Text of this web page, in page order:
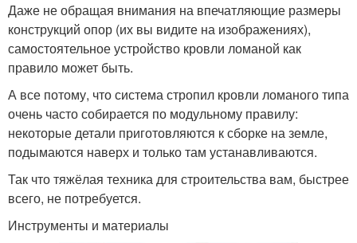
Даже не обращая внимания на впечатляющие размеры
конструкций опор (их вы видите на изображениях),
самостоятельное устройство кровли ломаной как
правило может быть.
А все потому, что система стропил кровли ломаного типа
очень часто собирается по модульному правилу:
некоторые детали приготовляются к сборке на земле,
подымаются наверх и только там устанавливаются.
Так что тяжёлая техника для строительства вам, быстрее
всего, не потребуется.
Инструменты и материалы